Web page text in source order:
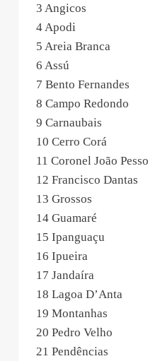
3 Angicos
4 Apodi
5 Areia Branca
6 Assú
7 Bento Fernandes
8 Campo Redondo
9 Carnaubais
10 Cerro Corá
11 Coronel João
12 Francisco Dantas
13 Grossos
14 Guamaré
15 Ipanguaçu
16 Ipueira
17 Jandaíra
18 Lagoa D’Anta
19 Montanhas
20 Pedro Velho
21 Pendências